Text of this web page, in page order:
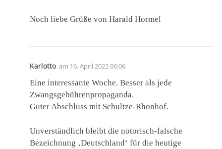
Noch liebe Grüße von Harald Hormel
Karlotto am 16. April 2022 06:06
Eine interessante Woche. Besser als jede
Zwangsgebührenpropaganda.
Guter Abschluss mit Schultze-Rhonhof.
Unverständlich bleibt die notorisch-falsche
Bezeichnung ‚Deutschland‘ für die heutige